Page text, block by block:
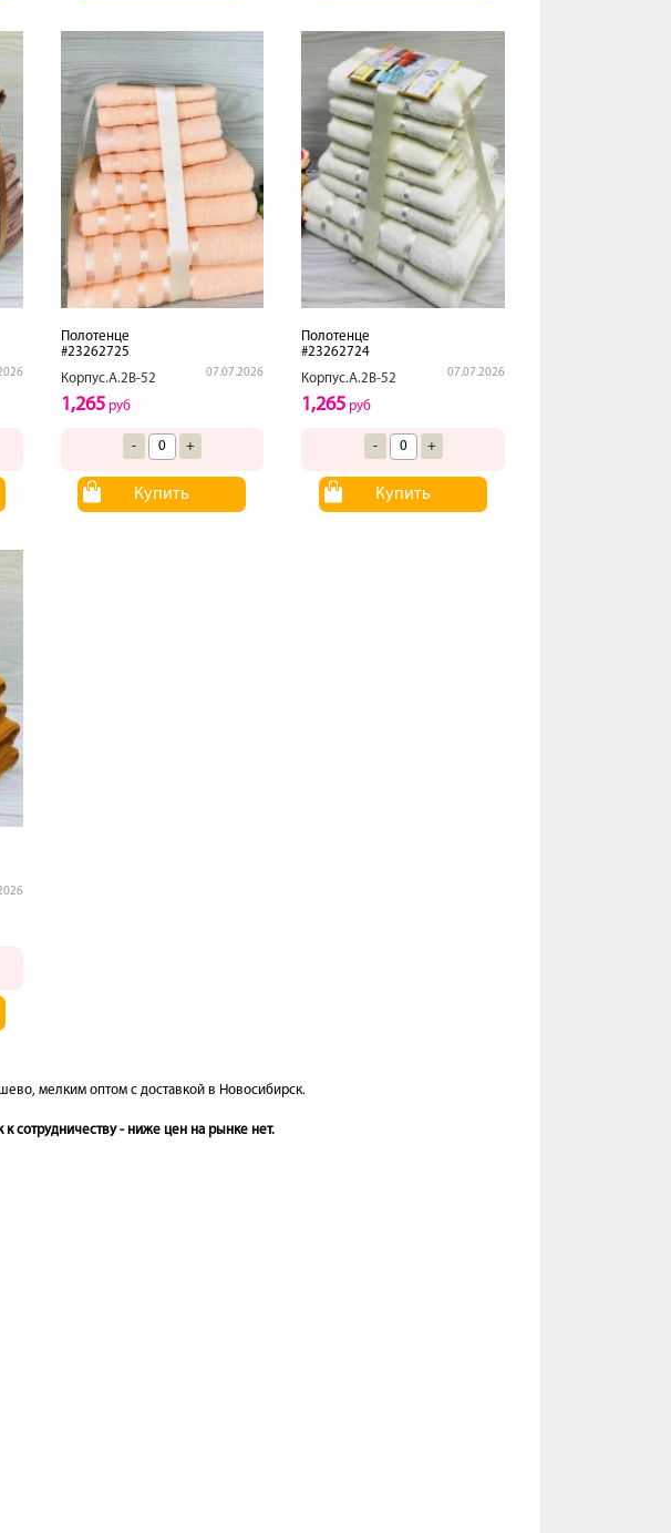
Полотенце
#23262725
Корпус.А.2В-52
07.07.2026
1,265руб
- +
Купить
Полотенце
#23262724
Корпус.А.2В-52
07.07.2026
1,265 руб
- +
Купить
мелким оптом с доставкой в Новосибирск.
сотрудничеству - ниже цен на рынке нет.